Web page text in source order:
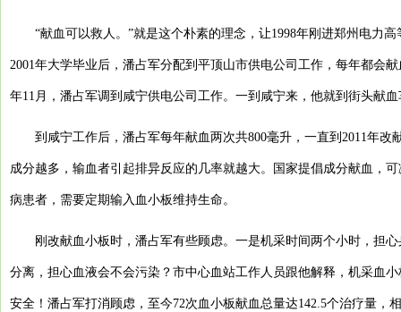
“献血可以救人。”就是这个朴素的理念，让1998年刚进郑州电力
2001年大学毕业后，潘占军分配到平顶山市供电公司工作，每年都会
年11月，潘占军调到咸宁供电公司工作。一到咸宁来，他就到街头献
到咸宁工作后，潘占军每年献血两次共800毫升，一直到2011年
成分越多，输血者引起排异反应的几率就越大。国家提倡成分献血，
病患者，需要定期输入血小板维持生命。
刚改献血小板时，潘占军有些顾虑。一是机采时间两个小时，担
分离，担心血液会不会污染？市中心血站工作人员跟他解释，机采血
安全！潘占军打消顾虑，至今72次血小板献血总量达142.5个治疗量，